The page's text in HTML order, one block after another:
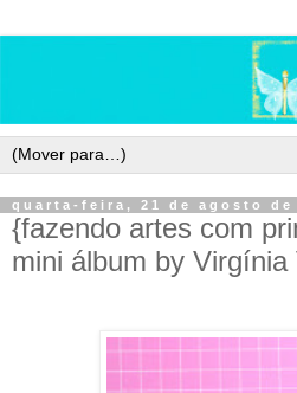
quarta-feira, 21 de agosto de
{fazendo artes com
mini álbum by Virgínia